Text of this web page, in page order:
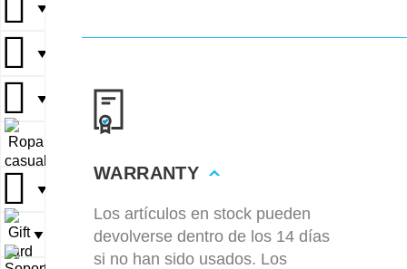
▼
▼
▼
▼
▼
WARRANTY
Los artículos en stock pueden
devolverse dentro de los 14 días
si no han sido usados. Los